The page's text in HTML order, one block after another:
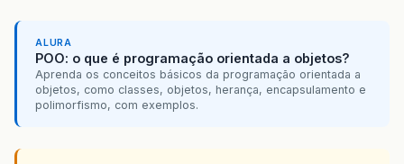
ALURA
POO: o que é programação orientada a objetos?
Aprenda os conceitos básicos da programação orientada a
objetos, como classes, objetos, herança, encapsulamento e
polimorfismo, com exemplos.